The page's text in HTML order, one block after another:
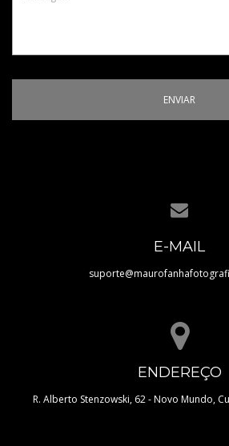
ENVIAR
E-MAIL
ENDEREÇO
R. Alberto Stenzowski, 62 - Novo Mundo,